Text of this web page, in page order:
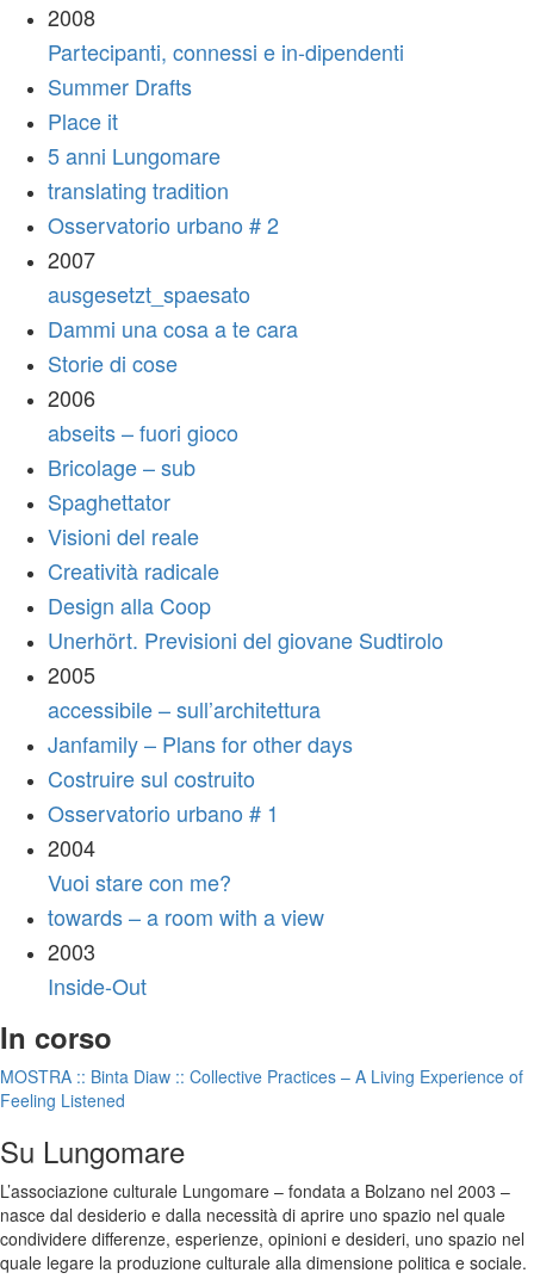
2008
Partecipanti, connessi e in-dipendenti
Summer Drafts
Place it
5 anni Lungomare
translating tradition
Osservatorio urbano # 2
2007
ausgesetzt_spaesato
Dammi una cosa a te cara
Storie di cose
2006
abseits – fuori gioco
Bricolage – sub
Spaghettator
Visioni del reale
Creatività radicale
Design alla Coop
Unerhört. Previsioni del giovane Sudtirolo
2005
accessibile – sull’architettura
Janfamily – Plans for other days
Costruire sul costruito
Osservatorio urbano # 1
2004
Vuoi stare con me?
towards – a room with a view
2003
Inside-Out
In corso
MOSTRA :: Binta Diaw :: Collective Practices – A Living Experience of
Feeling Listened
Su Lungomare
L’associazione culturale Lungomare – fondata a Bolzano nel 2003 –
nasce dal desiderio e dalla necessità di aprire uno spazio nel quale
condividere differenze, esperienze, opinioni e desideri, uno spazio nel
quale legare la produzione culturale alla dimensione politica e sociale.